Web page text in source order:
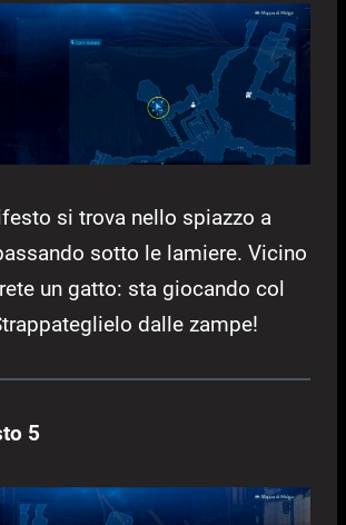
si trova nello spiazzo a
sotto le lamiere. Vicino
un gatto: sta giocando col
dalle zampe!
5